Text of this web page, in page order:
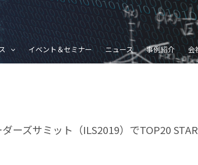
イベント＆セミナー ニュース 事例紹介 会
ーズサミット（ILS2019）でTOP20